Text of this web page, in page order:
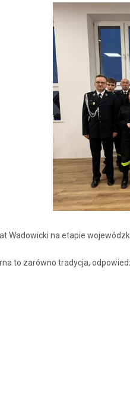
Wadowicki na etapie
to zarówno tradycja,